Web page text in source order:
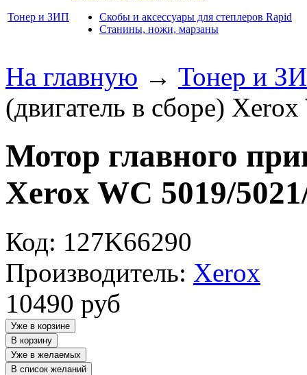
Тонер и ЗИП
Скобы и аксессуары для степлеров Rapid
Станины, ножи, марзаны
На главную → Тонер и
(двигатель в сборе)
Мотор главного
Xerox WC 5019/
Код: 127K66290
Производитель: Xerox
10490 руб
Уже в корзине
В корзину
Уже в желаемых
В список желаний